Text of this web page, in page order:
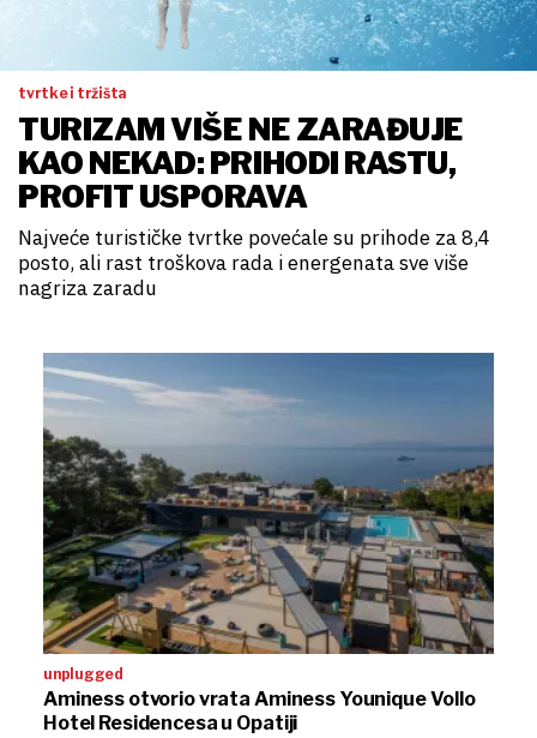
tvrtke i tržišta
TURIZAM VIŠE NE ZARAĐUJE
KAO NEKAD: PRIHODI RASTU,
PROFIT USPORAVA
Najveće turističke tvrtke povećale su prihode za 8,4
posto, ali rast troškova rada i energenata sve više
nagriza zaradu
unplugged
Aminess otvorio vrata Aminess Younique Vollo
Hotel Residencesa u Opatiji